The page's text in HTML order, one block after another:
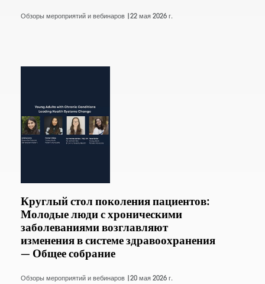
Обзоры мероприятий и вебинаров | 22 мая 2026 г.
Круглый стол поколения пациентов:
Молодые люди с хроническими
заболеваниями возглавляют
изменения в системе здравоохранения
— Общее собрание
Обзоры мероприятий и вебинаров | 20 мая 2026 г.